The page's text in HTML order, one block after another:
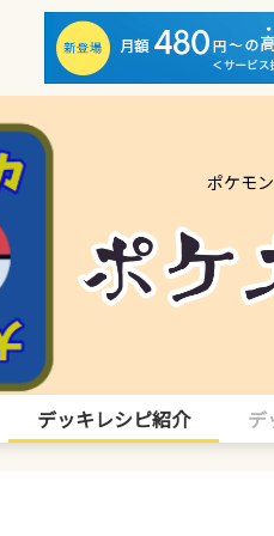
ポケモ
デッキレシピ紹介 デ